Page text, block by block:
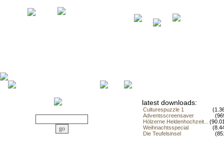
latest downloads:
Culturespuzzle 1
Adventsscreensaver
Hölzerne Heldenhochzeit...
Weihnachtsspecial
Die Teufelsinsel